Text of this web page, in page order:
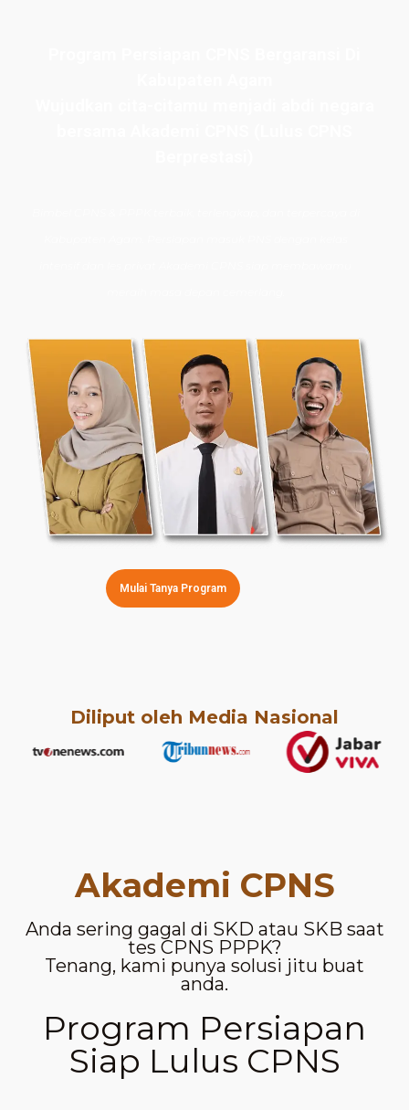
Mulai Tanya Program
Diliput oleh Media Nasional
Akademi CPNS
Anda sering gagal di SKD atau SKB saat
tes CPNS PPPK?
Tenang, kami punya solusi jitu buat
anda.
Program Persiapan
Siap Lulus CPNS